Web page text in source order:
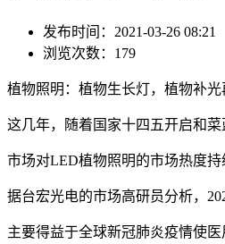
发布时间：2021-03-26 08:21
浏览次数：179
植物照明：植物生长灯，植物补光
这几年，随着国家十四五开启和菜
市场对LED植物照明的市场热度
据台宏光电的市场高研员分析，
主要得益于全球新冠肺炎疫情使